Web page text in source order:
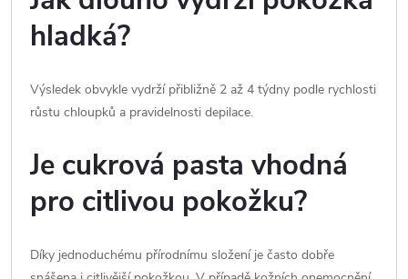
hladká?
Výsledek obvykle vydrží přibližně 2 až 4 týdny podle rychlosti
růstu chloupků a pravidelnosti depilace.
Je cukrová pasta vhodná
pro citlivou pokožku?
Díky jednoduchému přírodnímu složení je často dobře